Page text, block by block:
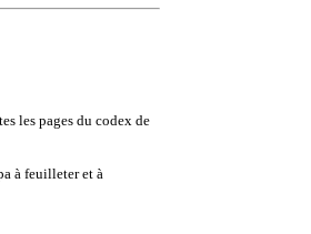
les pages du codex de
à feuilleter et à